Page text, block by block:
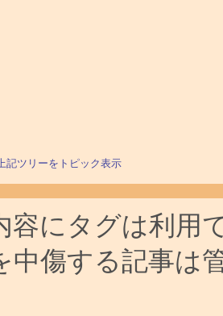
上記ツリーをトピック表示
容にタグは利用
中傷する記事は